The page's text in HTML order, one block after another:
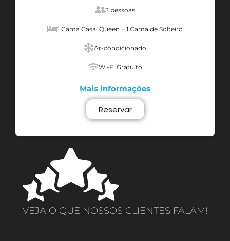
3 pessoas
1 Cama Casal Queen + 1 Cama de Solteiro
Ar-condicionado
Wi-Fi Gratuíto
Mais informações
Reservar
VEJA O QUE NOSSOS CLIENTES FALAM!